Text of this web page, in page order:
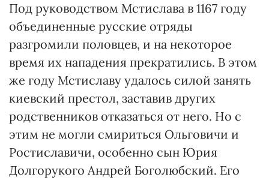
Под руководством Мстислава в 1167 году
объединенные русские отряды
разгромили половцев, и на некоторое
время их нападения прекратились. В этом
же году Мстиславу удалось силой занять
киевский престол, заставив других
родственников отказаться от него. Но с
этим не могли смириться Ольговичи и
Ростиславичи, особенно сын Юрия
Долгорукого Андрей Боголюбский. Его